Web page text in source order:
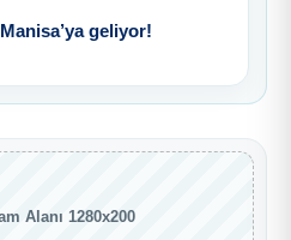
geliyor!
Alanı 1280x200